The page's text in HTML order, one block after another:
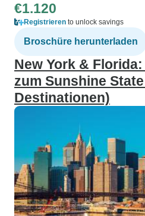
€1.120
Registrieren to unlock savings
Broschüre herunterladen
New York &
zum Sunshine
Destinationen)